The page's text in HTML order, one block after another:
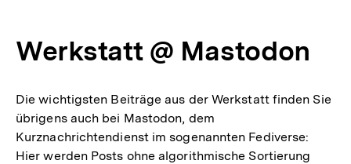
Werkstatt @ Mastodon
Die wichtigsten Beiträge aus der Werkstatt finden Sie
übrigens auch bei Mastodon, dem
Kurznachrichtendienst im sogenannten Fediverse:
Hier werden Posts ohne algorithmische Sortierung